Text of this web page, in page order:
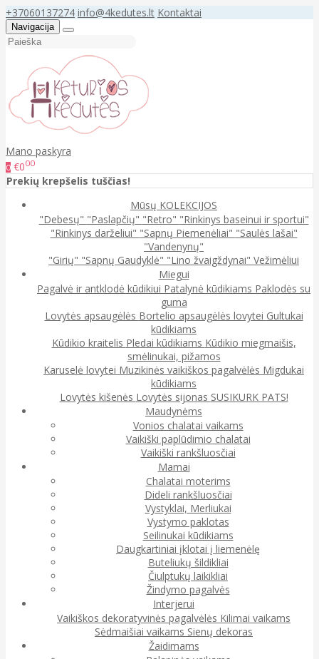
+37060137274 info@4kedutes.lt Kontaktai
Navigacija
Mano paskyra
0 €000
Prekių krepšelis tuščias!
Mūsų KOLEKCIJOS
"Debesų" "Paslapčių" "Retro" "Rinkinys baseinui ir sportui"
"Rinkinys darželiui" "Sapnų Piemenėliai" "Saulės lašai"
"Vandenynų"
"Girių" "Sapnų Gaudyklė" "Lino žvaigždynai" Vežimėliui
Miegui
Pagalvė ir antklodė kūdikiui Patalynė kūdikiams Paklodės su
guma
Lovytės apsaugėlės Bortelio apsaugėlės lovytei Gultukai
kūdikiams
Kūdikio kraitelis Pledai kūdikiams Kūdikio miegmaišis,
smėlinukai, pižamos
Karuselė lovytei Muzikinės vaikiškos pagalvėlės Migdukai
kūdikiams
Lovytės kišenės Lovytės sijonas SUSIKURK PATS!
Maudynėms
Vonios chalatai vaikams
Vaikiški paplūdimio chalatai
Vaikiški rankšluosčiai
Mamai
Chalatai moterims
Dideli rankšluosčiai
Vystyklai, Merliukai
Vystymo paklotas
Seilinukai kūdikiams
Daugkartiniai įklotai į liemenėlę
Buteliukų šildikliai
Čiulptukų laikikliai
Žindymo pagalvės
Interjerui
Vaikiškos dekoratyvinės pagalvėlės Kilimai vaikams
Sėdmaišiai vaikams Sienų dekoras
Žaidimams